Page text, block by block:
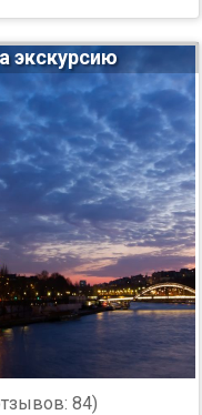
84)
экскурсию